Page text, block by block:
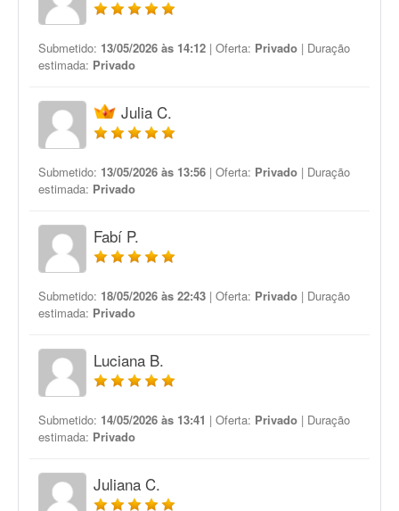
Submetido: 13/05/2026 às 14:12 | Oferta: Privado | Duração
estimada: Privado
Julia C.
Submetido: 13/05/2026 às 13:56 | Oferta: Privado | Duração
estimada: Privado
Fabí P.
Submetido: 18/05/2026 às 22:43 | Oferta: Privado | Duração
estimada: Privado
Luciana B.
Submetido: 14/05/2026 às 13:41 | Oferta: Privado | Duração
estimada: Privado
Juliana C.